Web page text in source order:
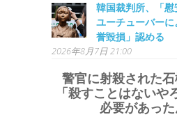
韓国裁判所、「
ユーチューバー
誉毀損」認める
2026年8月7日 21:00
警官に射殺された
「殺すことはないや
必要があった